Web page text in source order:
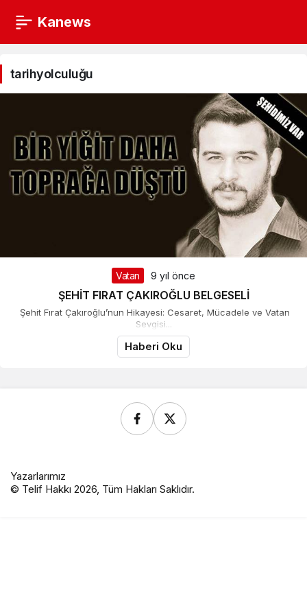
Kanews
tarihyolculuğu
Haberleri
tarihyolculuğu
Vatan 9 yıl önce
ŞEHİT FIRAT ÇAKIROĞLU BELGESELİ
Şehit Fırat Çakıroğlu’nun Hikayesi: Cesaret, Mücadele ve Vatan
Sevgisi...
Haberi Oku
Yazarlarımız
© Telif Hakkı 2026, Tüm Hakları Saklıdır.